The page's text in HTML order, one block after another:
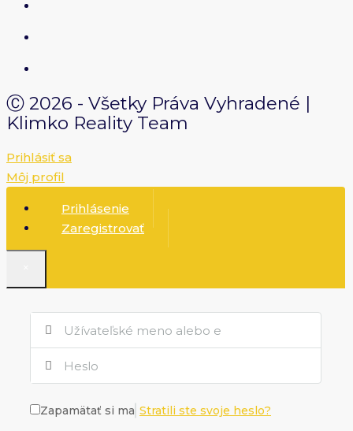
Ⓒ 2026 - Všetky Práva Vyhradené |
Klimko Reality Team
Prihlásiť sa
Môj profil
Prihlásenie
Zaregistrovať
Zapamätať si ma Stratili ste svoje heslo?